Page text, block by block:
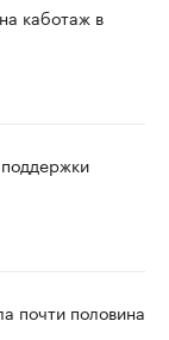
каботаж в
почти половина